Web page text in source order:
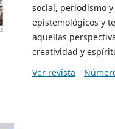
social, periodismo
epistemológicos y
aquellas
creatividad y
Ver revista